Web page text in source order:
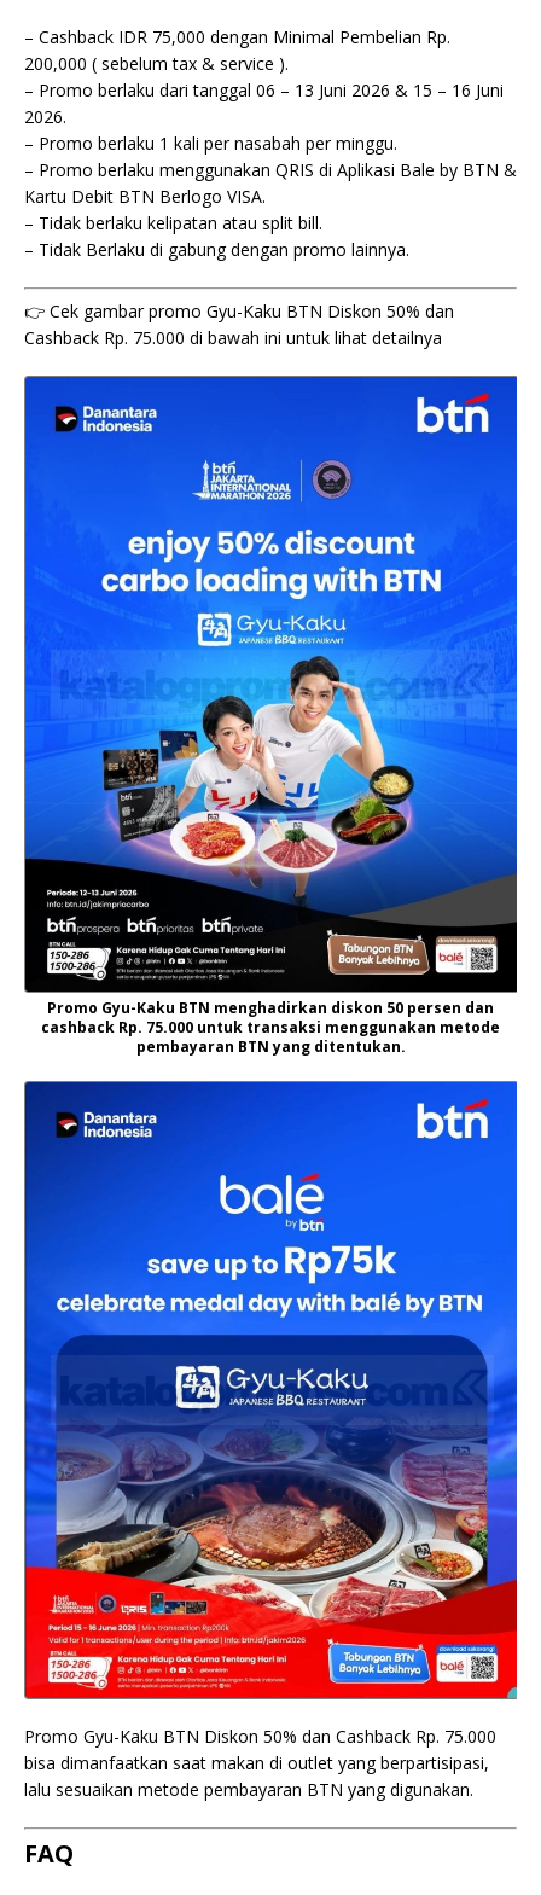
– Cashback IDR 75,000 dengan Minimal Pembelian Rp.
200,000 ( sebelum tax & service ).
– Promo berlaku dari tanggal 06 – 13 Juni 2026 & 15 – 16 Juni
2026.
– Promo berlaku 1 kali per nasabah per minggu.
– Promo berlaku menggunakan QRIS di Aplikasi Bale by BTN &
Kartu Debit BTN Berlogo VISA.
– Tidak berlaku kelipatan atau split bill.
– Tidak Berlaku di gabung dengan promo lainnya.
👉 Cek gambar promo Gyu-Kaku BTN Diskon 50% dan
Cashback Rp. 75.000 di bawah ini untuk lihat detailnya
Promo Gyu-Kaku BTN menghadirkan diskon 50 persen dan
cashback Rp. 75.000 untuk transaksi menggunakan metode
pembayaran BTN yang ditentukan.
Promo Gyu-Kaku BTN Diskon 50% dan Cashback Rp. 75.000
bisa dimanfaatkan saat makan di outlet yang berpartisipasi,
lalu sesuaikan metode pembayaran BTN yang digunakan.
FAQ